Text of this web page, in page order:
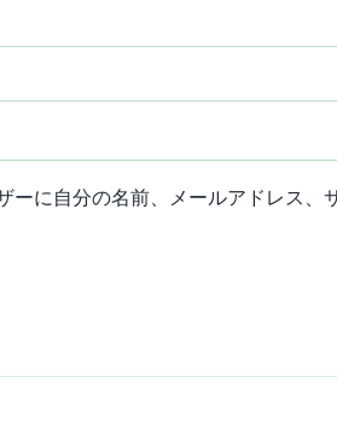
ーに自分の名前、メールアドレス、